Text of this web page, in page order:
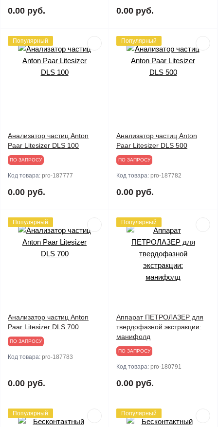
0.00 руб. 0.00 руб.
Популярный
Анализатор частиц Anton
Paar Litesizer DLS 100
ПО ЗАПРОСУ
Код товара: pro-187777
0.00 руб.
Популярный
Анализатор частиц Anton
Paar Litesizer DLS 500
ПО ЗАПРОСУ
Код товара: pro-187782
0.00 руб.
Популярный
Анализатор частиц Anton
Paar Litesizer DLS 700
ПО ЗАПРОСУ
Код товара: pro-187783
0.00 руб.
Популярный
Аппарат ПЕТРОЛАЗЕР для
твердофазной экстракции:
манифолд
ПО ЗАПРОСУ
Код товара: pro-180791
0.00 руб.
Популярный Популярный